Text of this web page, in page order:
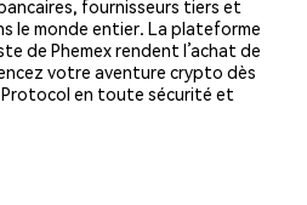
fournisseurs tiers et
le monde entier. La plateforme
de Phemex rendent l’achat de
votre aventure crypto dès
en toute sécurité et